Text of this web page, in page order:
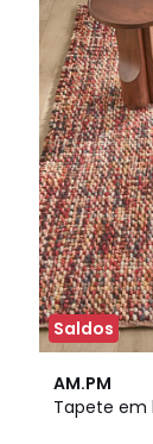
Saldos
AM.PM
Tapete em
4,9
/ 5